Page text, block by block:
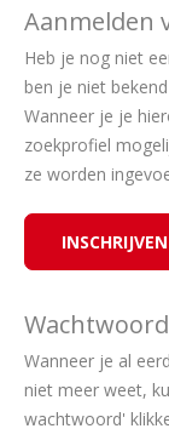
Aanmelden
Heb je nog niet
ben je niet
Wanneer je je
zoekprofiel
ze worden
Wanneer je al
niet meer weet,
wachtwoord'